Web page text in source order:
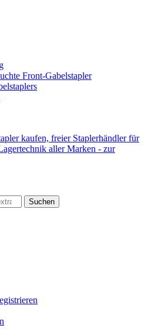
Front-Gabelstapler
Suchen